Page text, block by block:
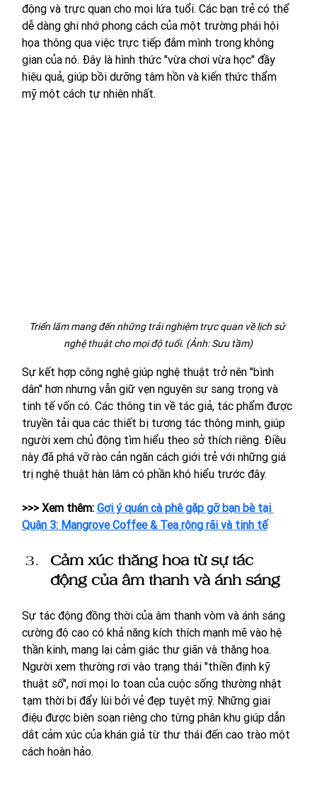
động và trực quan cho mọi lứa tuổi. Các bạn trẻ có thể
dễ dàng ghi nhớ phong cách của một trường phái hội
họa thông qua việc trực tiếp đắm mình trong không
gian của nó. Đây là hình thức "vừa chơi vừa học" đầy
hiệu quả, giúp bồi dưỡng tâm hồn và kiến thức thẩm
mỹ một cách tự nhiên nhất.
Triển lãm mang đến những trải nghiệm trực quan về lịch sử
nghệ thuật cho mọi độ tuổi. (Ảnh: Sưu tầm)
Sự kết hợp công nghệ giúp nghệ thuật trở nên "bình
dân" hơn nhưng vẫn giữ vẹn nguyên sự sang trọng và
tinh tế vốn có. Các thông tin về tác giả, tác phẩm được
truyền tải qua các thiết bị tương tác thông minh, giúp
người xem chủ động tìm hiểu theo sở thích riêng. Điều
này đã phá vỡ rào cản ngăn cách giới trẻ với những giá
trị nghệ thuật hàn lâm có phần khó hiểu trước đây.
>>> Xem thêm: Gợi ý quán cà phê gặp gỡ bạn bè tại
Quận 3: Mangrove Coffee & Tea rộng rãi và tinh tế
Cảm xúc thăng hoa từ sự tác
động của âm thanh và ánh sáng
Sự tác động đồng thời của âm thanh vòm và ánh sáng
cường độ cao có khả năng kích thích mạnh mẽ vào hệ
thần kinh, mang lại cảm giác thư giãn và thăng hoa.
Người xem thường rơi vào trạng thái "thiền định kỹ
thuật số", nơi mọi lo toan của cuộc sống thường nhật
tạm thời bị đẩy lùi bởi vẻ đẹp tuyệt mỹ. Những giai
điệu được biên soạn riêng cho từng phân khu giúp dẫn
dắt cảm xúc của khán giả từ thư thái đến cao trào một
cách hoàn hảo.